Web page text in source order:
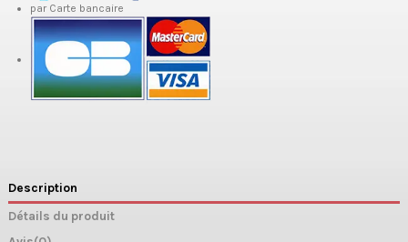
par Carte bancaire
Description
Détails du produit